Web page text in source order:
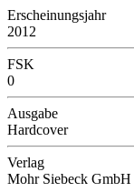
Erscheinungsjahr
2012
FSK
0
Ausgabe
Hardcover
Verlag
Mohr Siebeck